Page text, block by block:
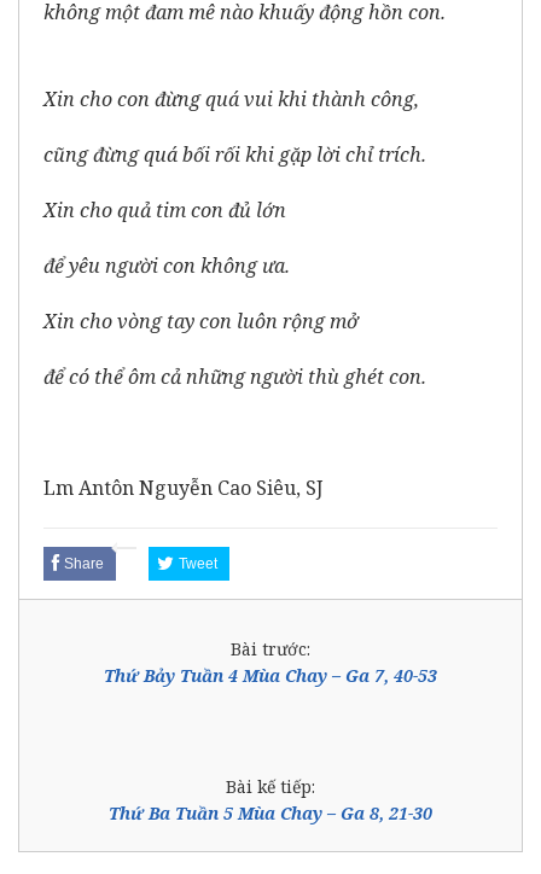
không một đam mê nào khuấy động hồn con.
Xin cho con đừng quá vui khi thành công,
cũng đừng quá bối rối khi gặp lời chỉ trích.
Xin cho quả tim con đủ lớn
để yêu người con không ưa.
Xin cho vòng tay con luôn rộng mở
để có thể ôm cả những người thù ghét con.
Lm Antôn Nguyễn Cao Siêu, SJ
Share Tweet
Bài trước:
Thứ Bảy Tuần 4 Mùa Chay – Ga 7, 40-53
Bài kế tiếp:
Thứ Ba Tuần 5 Mùa Chay – Ga 8, 21-30